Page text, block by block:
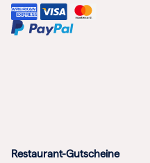
Restaurant-Gutscheine